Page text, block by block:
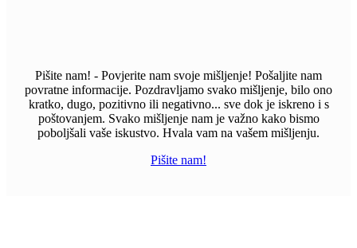
Pišite nam! - Povjerite nam svoje mišljenje! Pošaljite nam
povratne informacije. Pozdravljamo svako mišljenje, bilo ono
kratko, dugo, pozitivno ili negativno... sve dok je iskreno i s
poštovanjem. Svako mišljenje nam je važno kako bismo
poboljšali vaše iskustvo. Hvala vam na vašem mišljenju.
Pišite nam!